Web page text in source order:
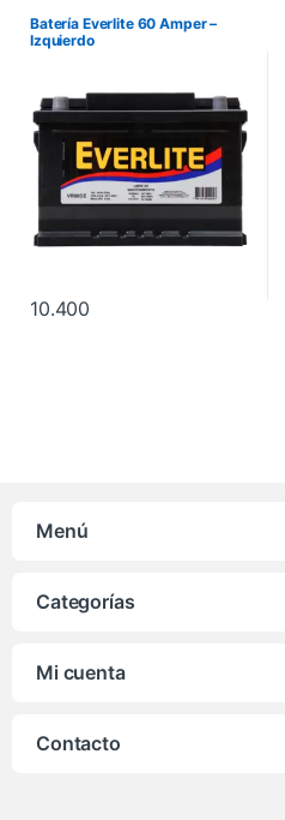
Batería Everlite 60 Amper –
Izquierdo
10.400
Menú
Categorías
Mi cuenta
Contacto